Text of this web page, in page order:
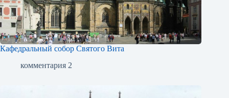
Кафедральный собор Святого Вита
комментария 2